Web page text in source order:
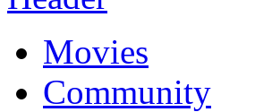
Movies
Community